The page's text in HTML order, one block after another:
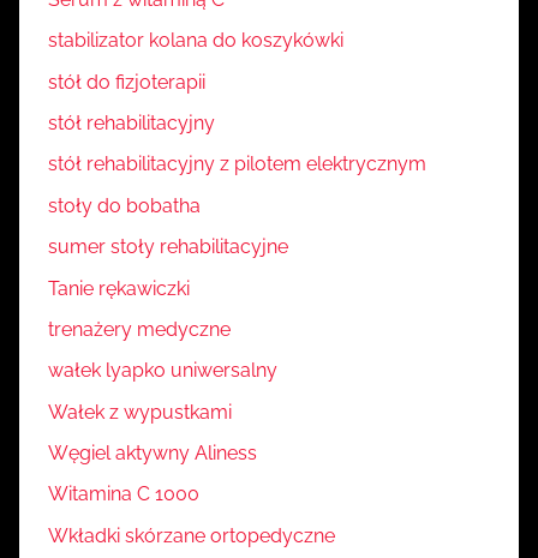
stabilizator kolana do koszykówki
stół do fizjoterapii
stół rehabilitacyjny
stół rehabilitacyjny z pilotem elektrycznym
stoły do bobatha
sumer stoły rehabilitacyjne
Tanie rękawiczki
trenażery medyczne
wałek lyapko uniwersalny
Wałek z wypustkami
Węgiel aktywny Aliness
Witamina C 1000
Wkładki skórzane ortopedyczne